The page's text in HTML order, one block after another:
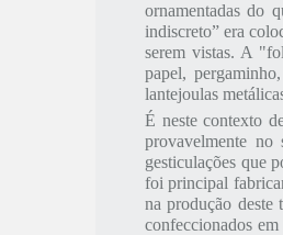
ornamentadas do
indiscreto” era
serem vistas. A
papel,
lantejoulas
É neste contexto
provavelmente
gesticulações que
foi principal
na produção deste
confeccionados